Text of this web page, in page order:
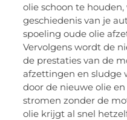
olie schoon te houden,
geschiedenis van je
spoeling oude olie
Vervolgens wordt de
de prestaties van de
afzettingen en sludge
door de nieuwe olie
stromen zonder de
olie krijgt al snel